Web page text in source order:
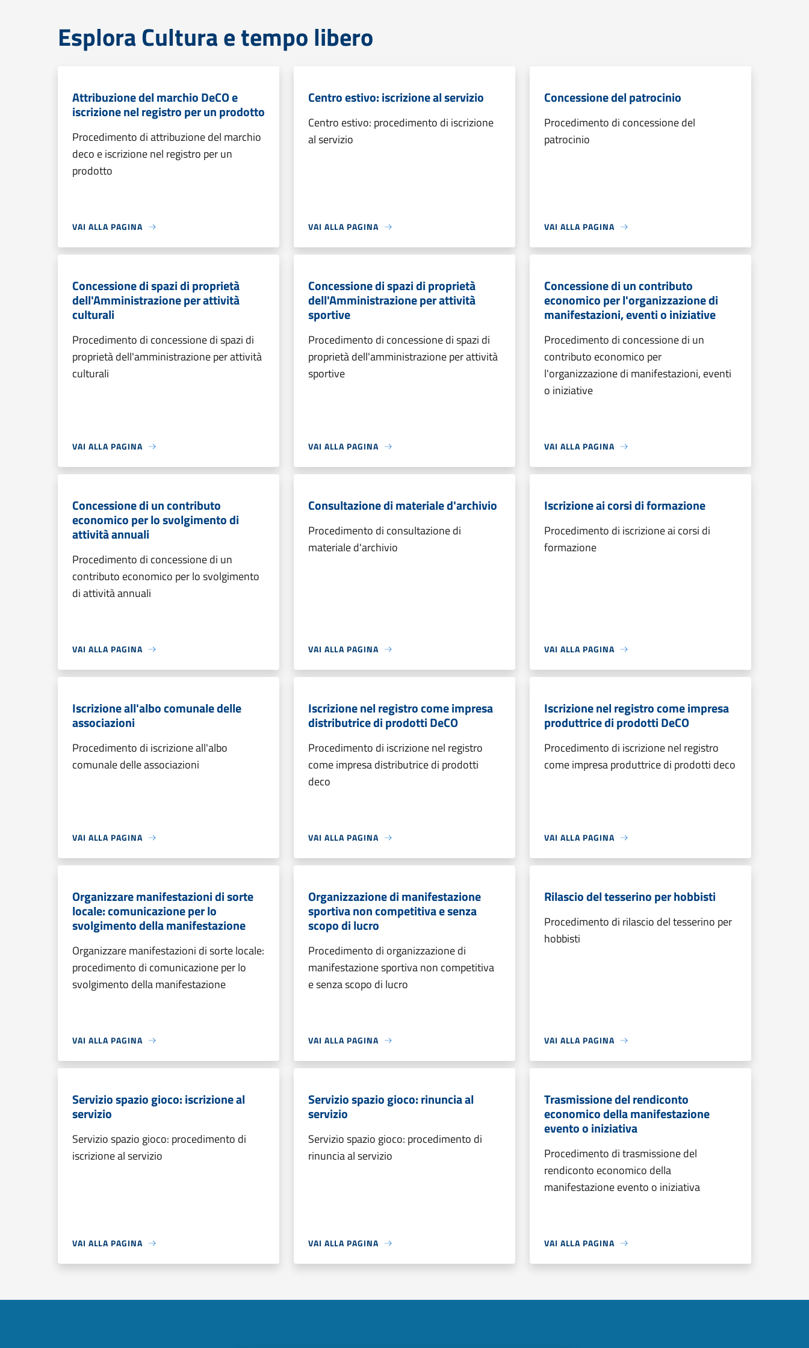
Esplora Cultura e tempo libero
Attribuzione del marchio DeCO e
iscrizione nel registro per un prodotto
Procedimento di attribuzione del marchio
deco e iscrizione nel registro per un
prodotto
VAI ALLA PAGINA
Centro estivo: iscrizione al servizio
Centro estivo: procedimento di iscrizione
al servizio
VAI ALLA PAGINA
Concessione del patrocinio
Procedimento di concessione del
patrocinio
VAI ALLA PAGINA
Concessione di spazi di proprietà
dell'Amministrazione per attività
culturali
Procedimento di concessione di spazi di
proprietà dell'amministrazione per attività
culturali
VAI ALLA PAGINA
Concessione di spazi di proprietà
dell'Amministrazione per attività
sportive
Procedimento di concessione di spazi di
proprietà dell'amministrazione per attività
sportive
VAI ALLA PAGINA
Concessione di un contributo
economico per l'organizzazione di
manifestazioni, eventi o iniziative
Procedimento di concessione di un
contributo economico per
l'organizzazione di manifestazioni, eventi
o iniziative
VAI ALLA PAGINA
Concessione di un contributo
economico per lo svolgimento di
attività annuali
Procedimento di concessione di un
contributo economico per lo svolgimento
di attività annuali
VAI ALLA PAGINA
Consultazione di materiale d'archivio
Procedimento di consultazione di
materiale d'archivio
VAI ALLA PAGINA
Iscrizione ai corsi di formazione
Procedimento di iscrizione ai corsi di
formazione
VAI ALLA PAGINA
Iscrizione all'albo comunale delle
associazioni
Procedimento di iscrizione all'albo
comunale delle associazioni
VAI ALLA PAGINA
Iscrizione nel registro come impresa
distributrice di prodotti DeCO
Procedimento di iscrizione nel registro
come impresa distributrice di prodotti
deco
VAI ALLA PAGINA
Iscrizione nel registro come impresa
produttrice di prodotti DeCO
Procedimento di iscrizione nel registro
come impresa produttrice di prodotti deco
VAI ALLA PAGINA
Organizzare manifestazioni di sorte
locale: comunicazione per lo
svolgimento della manifestazione
Organizzare manifestazioni di sorte locale:
procedimento di comunicazione per lo
svolgimento della manifestazione
VAI ALLA PAGINA
Organizzazione di manifestazione
sportiva non competitiva e senza
scopo di lucro
Procedimento di organizzazione di
manifestazione sportiva non competitiva
e senza scopo di lucro
VAI ALLA PAGINA
Rilascio del tesserino per hobbisti
Procedimento di rilascio del tesserino per
hobbisti
VAI ALLA PAGINA
Servizio spazio gioco: iscrizione al
servizio
Servizio spazio gioco: procedimento di
iscrizione al servizio
VAI ALLA PAGINA
Servizio spazio gioco: rinuncia al
servizio
Servizio spazio gioco: procedimento di
rinuncia al servizio
VAI ALLA PAGINA
Trasmissione del rendiconto
economico della manifestazione
evento o iniziativa
Procedimento di trasmissione del
rendiconto economico della
manifestazione evento o iniziativa
VAI ALLA PAGINA